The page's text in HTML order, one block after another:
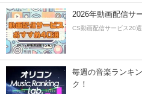
2026年動画配信サ
CS動画配信サービス20選
毎週の音楽ランキ
ク！